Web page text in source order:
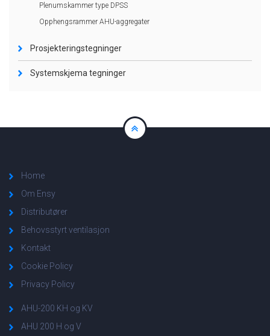
Plenumskammer type DPSS
Opphengsrammer AHU-aggregater
Prosjekteringstegninger
Systemskjema tegninger
Home
Om Ensy
Distributører
Behovsstyrt ventilasjon
Kontakt
Cookie Policy
Privacy Policy
AHU-200 KH og KV
AHU 200 H og V